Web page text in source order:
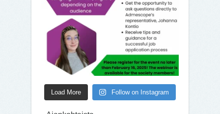
Load More Follow on Instagram